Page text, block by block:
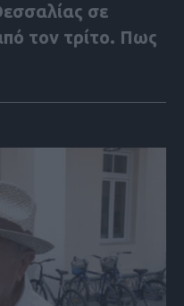
σε
τον τρίτο. Πως